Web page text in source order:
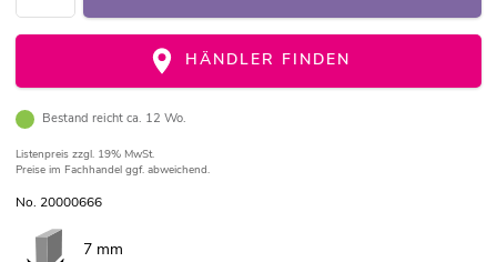
HÄNDLER FINDEN
Bestand reicht ca. 12 Wo.
Listenpreis zzgl. 19% MwSt.
Preise im Fachhandel ggf. abweichend.
No. 20000666
7 mm